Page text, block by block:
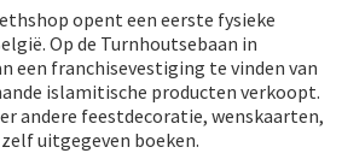
opent een eerste fysieke
Op de Turnhoutsebaan in
een franchisevestiging te vinden van
islamitische producten verkoopt.
andere feestdecoratie, wenskaarten,
uitgegeven boeken.